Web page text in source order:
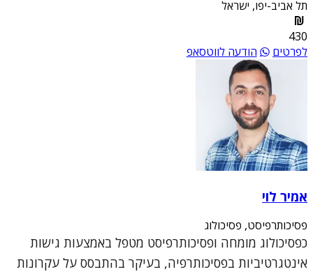
תל אביב-יפו, ישראל
430
לפרטים
הודעה לווטסאפ
אמיר לוי
פסיכותרפיסט, פסיכולוג
כפסיכולוג מומחה ופסיכותרפיסט מטפל באמצעות גישות
אינטגרטיביות בפסיכותרפיה, בעיקר בהתבסס על עקרונות